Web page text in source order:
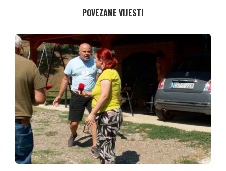
POVEZANE VIJESTI